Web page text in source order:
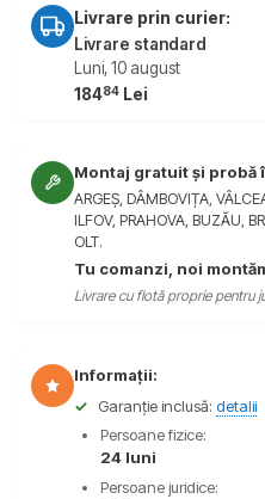
Livrare prin curier:
Livrare standard
Luni, 10 august
18484 Lei
Montaj gratuit și probă
ARGEȘ, DÂMBOVIȚA,
ILFOV, PRAHOVA, BUZĂU,
OLT.
Tu comanzi, noi
Livrare cu flotă proprie pentru
Informații:
✓
Garanție inclusă: detalii
Persoane fizice:
24 luni
Persoane juridice: